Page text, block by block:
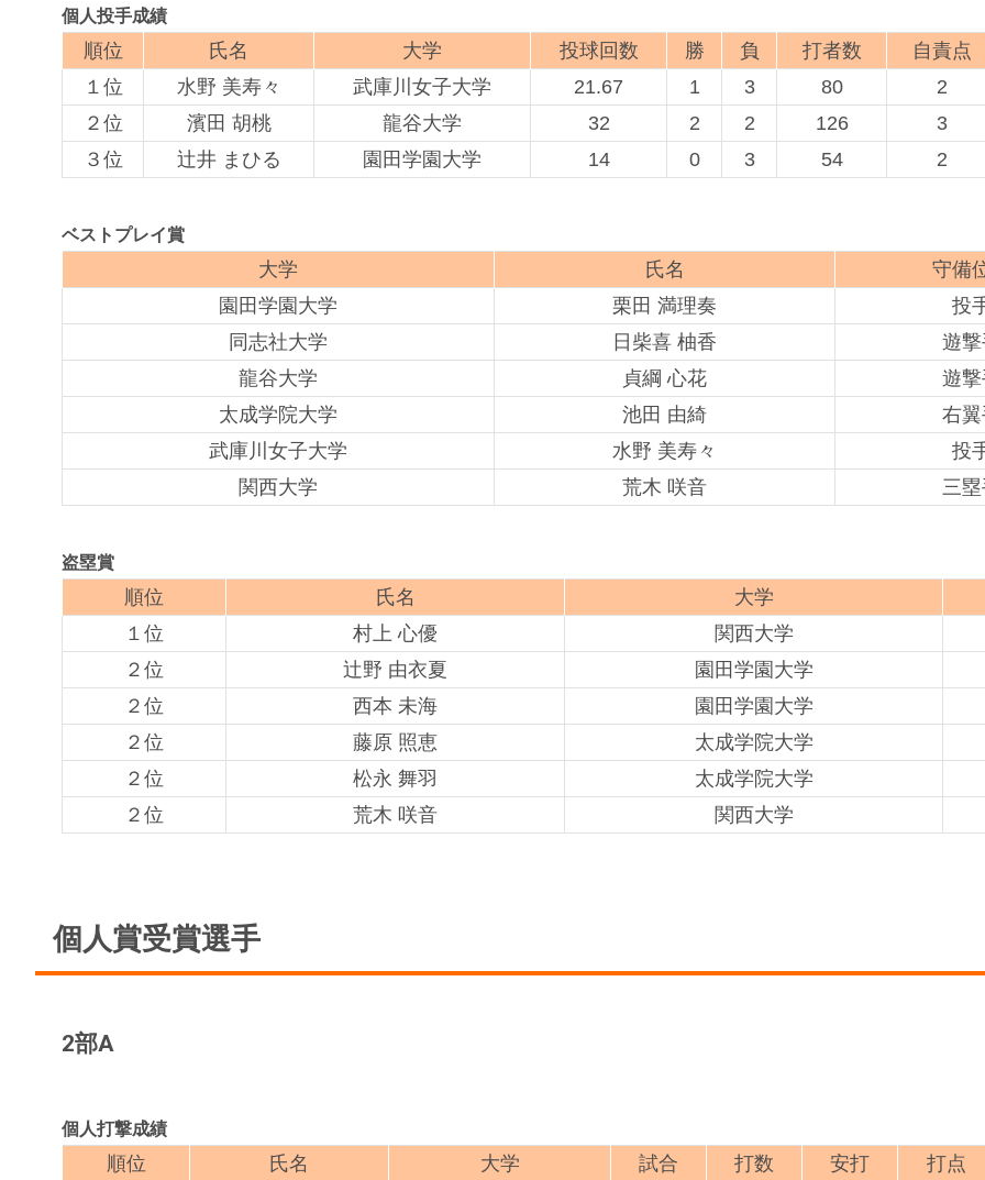
順位 氏名 大学 投球回数 勝 負 打者数 自責点
１位
水野 美寿々 武庫川女子大学 21.67 1 3 80 2
２位
濱田 胡桃 龍谷大学 32 2 2 126 3
３位
辻井 まひる 園田学園大学 14 0 3 54 2
個人投手成績
大学 氏名
守備
園田学園大学
栗田 満理奏
投
同志社大学
日柴喜 柚香
遊
龍谷大学
貞綱 心花
遊
太成学院大学
池田 由綺
右
武庫川女子大学
水野 美寿々
投
関西大学
荒木 咲音 三
ベストプレイ賞
順位 氏名 大学
１位
村上 心優 関西大学
２位
辻野 由衣夏 園田学園大学
２位
西本 未海 園田学園大学
２位
藤原 照恵 太成学院大学
２位
松永 舞羽 太成学院大学
２位
荒木 咲音 関西大学
盗塁賞
個人賞受賞選手
2部A
順位 氏名 大学 試合 打数 安打 打点
個人打撃成績